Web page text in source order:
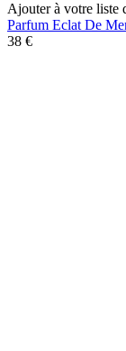
Ajouter à votre liste
Parfum Eclat De
38 €